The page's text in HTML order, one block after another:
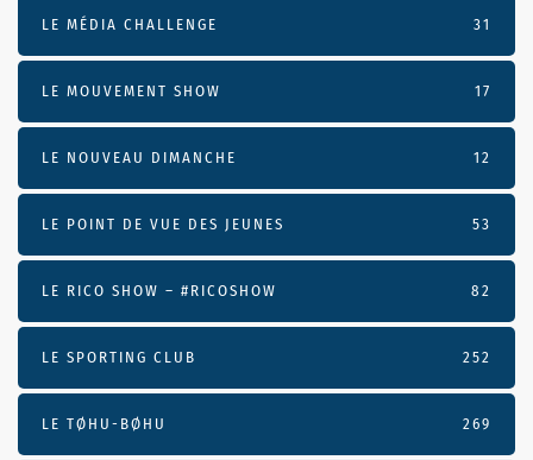
LE MÉDIA CHALLENGE 31
LE MOUVEMENT SHOW 17
LE NOUVEAU DIMANCHE 12
LE POINT DE VUE DES JEUNES 53
LE RICO SHOW – #RICOSHOW 82
LE SPORTING CLUB 252
LE TØHU-BØHU 269